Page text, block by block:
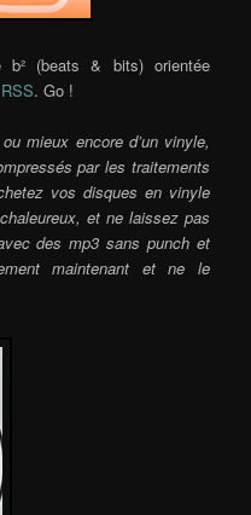
b² (beats & bits) orientée
RSS. Go !
mieux encore d’un vinyle,
par les traitements
vos disques en vinyle
et ne laissez pas
des mp3 sans punch et
maintenant et ne le